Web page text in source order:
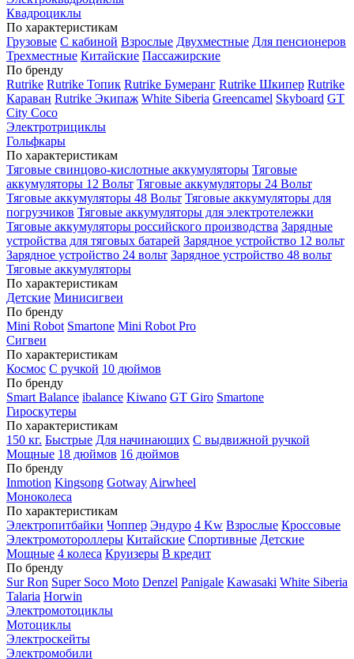
Квадроциклы
По характеристикам
Грузовые С кабиной Взрослые Двухместные Для пенсионеров
Трехместные Китайские Пассажирские
По бренду
Rutrike Rutrike Топик Rutrike Бумеранг Rutrike Шкипер Rutrike
Караван Rutrike Экипаж White Siberia Greencamel Skyboard GT
City Coco
Электротрициклы
Гольфкары
По характеристикам
Тяговые свинцово-кислотные аккумуляторы Тяговые
аккумуляторы 12 Вольт Тяговые аккумуляторы 24 Вольт
Тяговые аккумуляторы 48 Вольт Тяговые аккумуляторы для
погрузчиков Тяговые аккумуляторы для электротележки
Тяговые аккумуляторы российского производства Зарядные
устройства для тяговых батарей Зарядное устройство 12 вольт
Зарядное устройство 24 вольт Зарядное устройство 48 вольт
Тяговые аккумуляторы
По характеристикам
Детские Минисигвеи
По бренду
Mini Robot Smartone Mini Robot Pro
Сигвеи
По характеристикам
Космос С ручкой 10 дюймов
По бренду
Smart Balance ibalance Kiwano GT Giro Smartone
Гироскутеры
По характеристикам
150 кг. Быстрые Для начинающих С выдвижной ручкой
Мощные 18 дюймов 16 дюймов
По бренду
Inmotion Kingsong Gotway Airwheel
Моноколеса
По характеристикам
Электропитбайки Чоппер Эндуро 4 Kw Взрослые Кроссовые
Электромотороллеры Китайские Спортивные Детские
Мощные 4 колеса Круизеры В кредит
По бренду
Sur Ron Super Soco Moto Denzel Panigale Kawasaki White Siberia
Talaria Horwin
Электромотоциклы
Мотоциклы
Электроскейты
Электромобили